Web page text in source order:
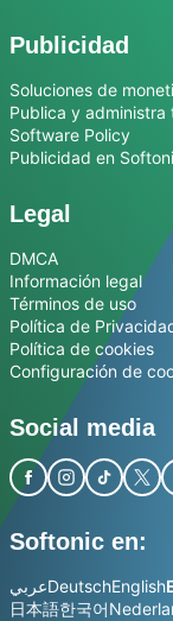
Publicidad
Soluciones de
Publica y administra
Software Policy
Publicidad en
Legal
DMCA
Información legal
Términos de uso
Política de
Política de cookies
Configuración de
Social media
Softonic en:
عربيDeutschEnglish
日本語한국어